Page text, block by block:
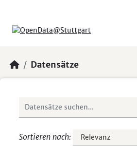
Datensätze
Sortieren nach